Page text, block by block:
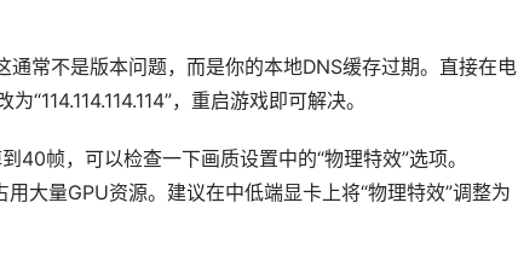
通常不是版本问题，而是你的本地DNS缓存过期。直接在电
“114.114.114.114”，重启游戏即可解决。
帧，可以检查一下画质设置中的“物理特效”选项。
大量GPU资源。建议在中低端显卡上将“物理特效”调整为